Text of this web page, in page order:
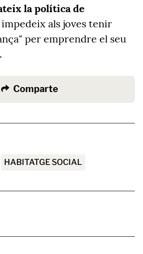
la política de
als joves tenir
per emprendre el seu
Comparte
HABITATGE SOCIAL